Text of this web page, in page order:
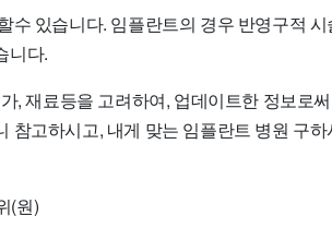
수 있습니다. 임플란트의 경우 반영구적
니다.
, 재료등을 고려하여, 업데이트한 정보로
참고하시고, 내게 맞는 임플란트 병원 구
(원)